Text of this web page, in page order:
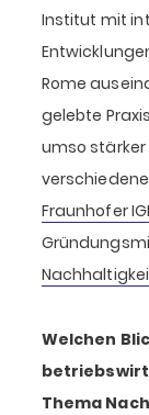
Institut mit
Rome
gelebte
umso
Fraunhofer
Welchen
Thema